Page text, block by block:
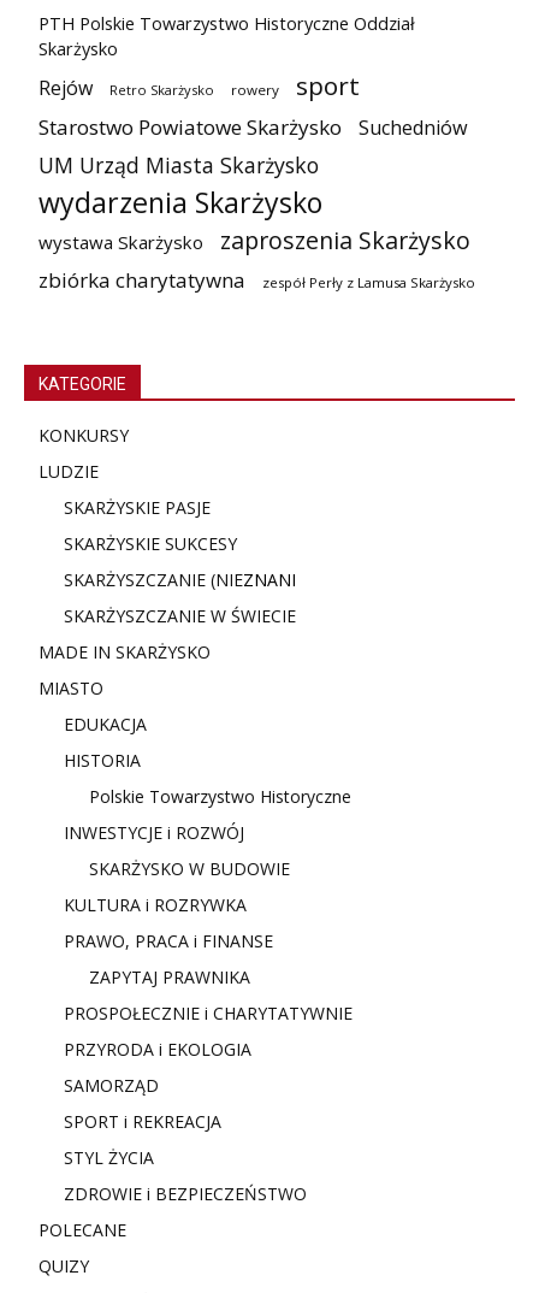
PTH Polskie Towarzystwo Historyczne Oddział
Skarżysko
Rejów Retro Skarżysko rowery sport
Starostwo Powiatowe Skarżysko Suchedniów
UM Urząd Miasta Skarżysko
wydarzenia Skarżysko
wystawa Skarżysko zaproszenia Skarżysko
zbiórka charytatywna zespół Perły z Lamusa Skarżysko
KATEGORIE
KONKURSY
LUDZIE
SKARŻYSKIE PASJE
SKARŻYSKIE SUKCESY
SKARŻYSZCZANIE (NIEZNANI
SKARŻYSZCZANIE W ŚWIECIE
MADE IN SKARŻYSKO
MIASTO
EDUKACJA
HISTORIA
Polskie Towarzystwo Historyczne
INWESTYCJE i ROZWÓJ
SKARŻYSKO W BUDOWIE
KULTURA i ROZRYWKA
PRAWO, PRACA i FINANSE
ZAPYTAJ PRAWNIKA
PROSPOŁECZNIE i CHARYTATYWNIE
PRZYRODA i EKOLOGIA
SAMORZĄD
SPORT i REKREACJA
STYL ŻYCIA
ZDROWIE i BEZPIECZEŃSTWO
POLECANE
QUIZY